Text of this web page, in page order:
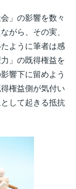
」の影響を数々
がら、その実、
ように筆者は感
」の既得権益を
響下に留めよう
権益側が気付い
して起きる抵抗